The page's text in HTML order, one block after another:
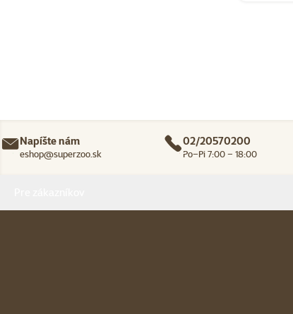
Napíšte nám
eshop@superzoo.sk
02/20570200
Po–Pi 7:00 – 18:00